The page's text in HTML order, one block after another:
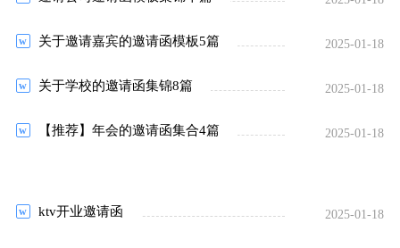
关于邀请嘉宾的邀请函模板5篇 2025-01-18
关于学校的邀请函集锦8篇 2025-01-18
【推荐】年会的邀请函集合4篇 2025-01-18
ktv开业邀请函 2025-01-18